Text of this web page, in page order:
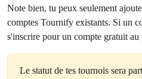
Note bien, tu peux seulement
comptes Tournify existants. Si un
s'inscrire pour un compte gratuit au
Le statut de tes tournois sera